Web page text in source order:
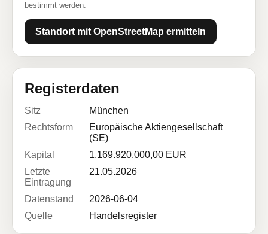
bestimmt werden.
Standort mit OpenStreetMap ermitteln
Registerdaten
Sitz
München
Rechtsform
Europäische Aktiengesellschaft
(SE)
Kapital
1.169.920.000,00 EUR
Letzte
Eintragung
21.05.2026
Datenstand
2026-06-04
Quelle
Handelsregister